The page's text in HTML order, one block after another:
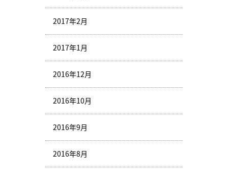
2017年2月
2017年1月
2016年12月
2016年10月
2016年9月
2016年8月